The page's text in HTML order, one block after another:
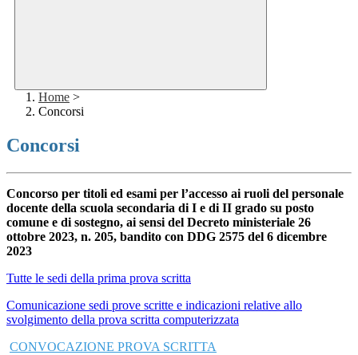
Home >
Concorsi
Concorsi
Concorso per titoli ed esami per l’accesso ai ruoli del personale
docente della scuola secondaria di I e di II grado su posto
comune e di sostegno, ai sensi del Decreto ministeriale 26
ottobre 2023, n. 205, bandito con DDG 2575 del 6 dicembre
2023
Tutte le sedi della prima prova scritta
Comunicazione sedi prove scritte e indicazioni relative allo
svolgimento della prova scritta computerizzata
CONVOCAZIONE PROVA SCRITTA